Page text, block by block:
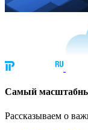
Cамый
Рассказываем о